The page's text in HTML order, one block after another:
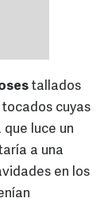
tallados
tocados cuyas
luce un
a una
en los